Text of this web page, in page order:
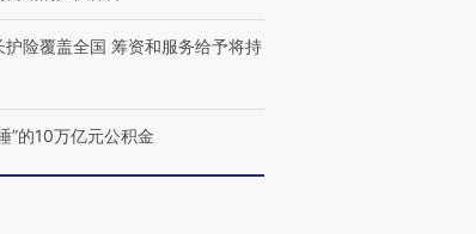
护险覆盖全国 筹资和服务给予将持
”的10万亿元公积金